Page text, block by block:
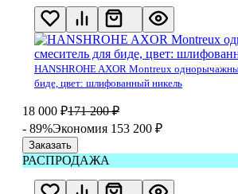
HANSHROHE AXOR Montreux
биде, цвет: шлифованный никель
18 000 ₽171 200 ₽
- 89%Экономия 153 200 ₽
Заказать
РАСПРОДАЖА